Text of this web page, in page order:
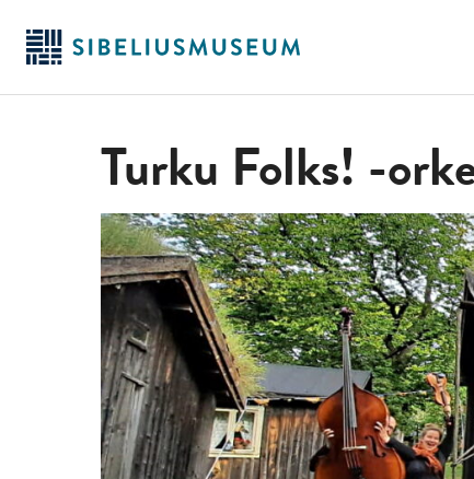
pääsisältöön
Turku Folks! -